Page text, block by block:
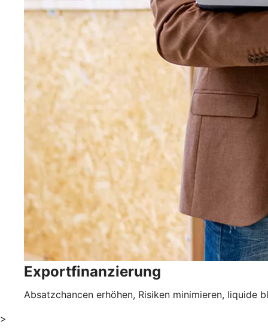
Exportfinanzierung
Absatzchancen erhöhen, Risiken minimieren, liquide
>